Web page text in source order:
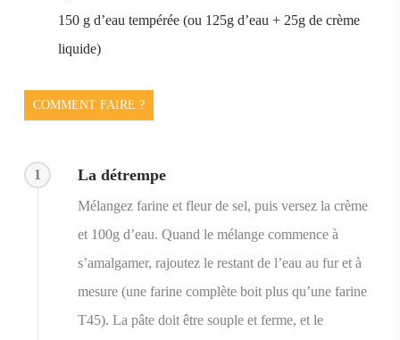
150 g d’eau tempérée (ou 125g d’eau + 25g de crème
liquide)
COMMENT FAIRE ?
1 La détrempe
Mélangez farine et fleur de sel, puis versez la crème
et 100g d’eau. Quand le mélange commence à
s’amalgamer, rajoutez le restant de l’eau au fur et à
mesure (une farine complète boit plus qu’une farine
T45). La pâte doit être souple et ferme, et le